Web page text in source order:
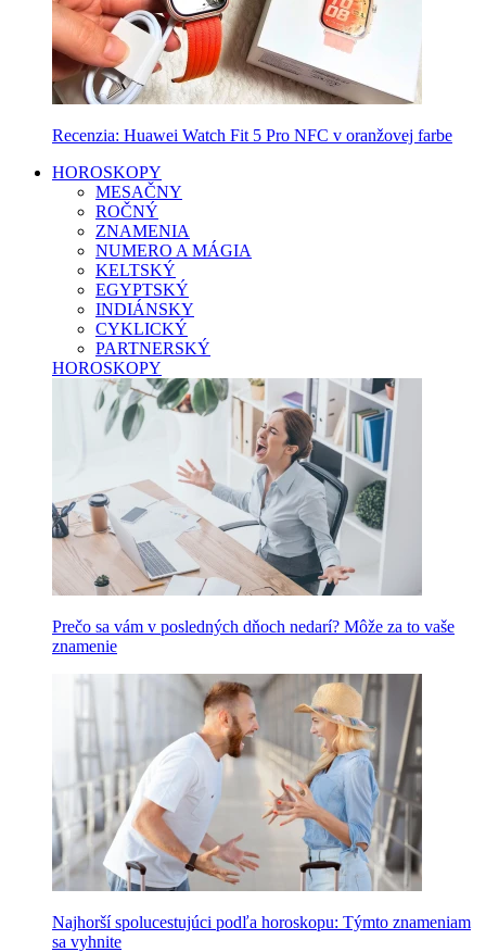
Recenzia: Huawei Watch Fit 5 Pro NFC v oranžovej farbe
HOROSKOPY
MESAČNY
ROČNÝ
ZNAMENIA
NUMERO A MÁGIA
KELTSKÝ
EGYPTSKÝ
INDIÁNSKY
CYKLICKÝ
PARTNERSKÝ
HOROSKOPY
Prečo sa vám v posledných dňoch nedarí? Môže za to vaše
znamenie
Najhorší spolucestujúci podľa horoskopu: Týmto znameniam
sa vyhnite